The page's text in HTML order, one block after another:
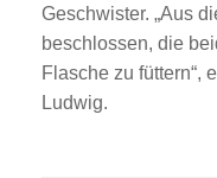
Geschwister. „Aus
beschlossen, die
Flasche zu füttern“,
Ludwig.